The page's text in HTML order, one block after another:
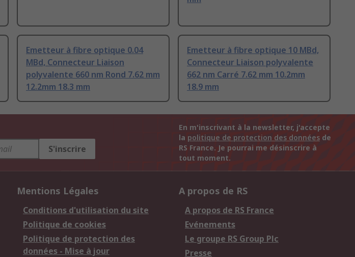
Emetteur à fibre optique 0.04
MBd, Connecteur Liaison
polyvalente 660 nm Rond 7.62 mm
12.2mm 18.3 mm
Emetteur à fibre optique 10 MBd,
Connecteur Liaison polyvalente
662 nm Carré 7.62 mm 10.2mm
18.9 mm
S'inscrire
En m'inscrivant à la newsletter, j'accepte
la politique de protection des données de
RS France. Je pourrai me désinscrire à
tout moment.
Mentions Légales
Conditions d'utilisation du site
Politique de cookies
Politique de protection des
données - Mise à jour
A propos de RS
A propos de RS France
Evénements
Le groupe RS Group Plc
Presse